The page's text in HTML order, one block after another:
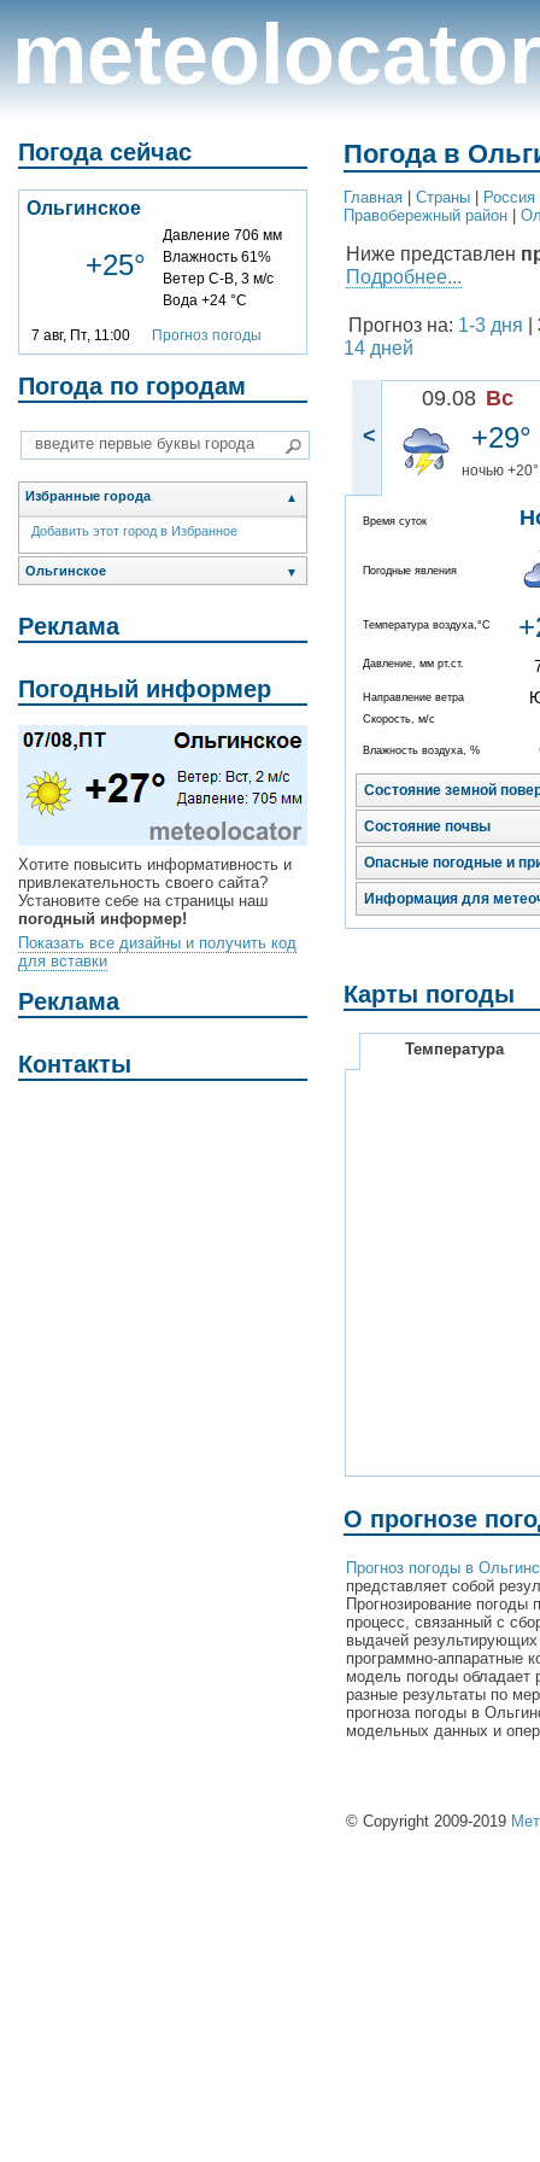
meteolocator
Погода сейчас
Ольгинское
+25°
Давление 706 мм
Влажность 61%
Ветер С-В, 3 м/с
Вода +24 °C
7 авг, Пт, 11:00 Прогноз погоды
Погода по городам
Избранные города ▲
Добавить этот город в Избранное
Ольгинское ▼
Реклама
Погодный информер
Хотите повысить информативность и
привлекательность своего сайта?
Установите себе на страницы наш
погодный информер!
Показать все дизайны и получить код
для вставки
Реклама
Контакты
Погода в
Главная Cтраны Россия
Правобережный район
Ниже представлен
Подробнее...
Прогноз на: 1-3 дня
14 дней
<
09.08 Вс
+29°
ночью +20°
Время суток
Погодные явления
Температура воздуха,°C
Давление, мм рт.ст.
Направление ветра
Скорость, м/с
Влажность воздуха, %
Состояние земной
Состояние почвы
Опасные погодные и
Информация для
Карты погоды
Температура
О прогнозе
Прогноз погоды в
представляет собой
Прогнозирование погоды
процесс, связанный с
выдачей
программно-аппаратные
модель погоды обладает
разные результаты по
прогноза погоды в
модельных данных и
© Copyright 2009-2019